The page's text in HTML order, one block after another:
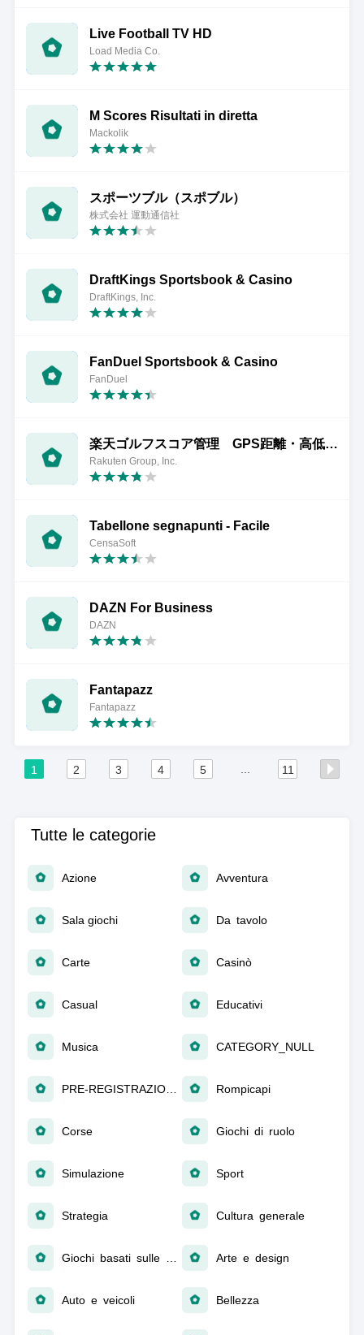
Live Football TV HD
Load Media Co.
M Scores Risultati in diretta
Mackolik
スポーツブル（スポブル）
株式会社 運動通信社
DraftKings Sportsbook & Casino
DraftKings, Inc.
FanDuel Sportsbook & Casino
FanDuel
楽天ゴルフスコア管理 GPS距離・高低差の計測・スイング解析
Rakuten Group, Inc.
Tabellone segnapunti - Facile
CensaSoft
DAZN For Business
DAZN
Fantapazz
Fantapazz
1 2 3 4 5 11
Tutte le categorie
Azione Avventura
Sala giochi Da tavolo
Carte Casinò
Casual Educativi
Musica CATEGORY_NULL
PRE-REGISTRAZIONE Rompicapi
Corse Giochi di ruolo
Simulazione Sport
Strategia Cultura generale
Arte e design
Auto e veicoli Bellezza